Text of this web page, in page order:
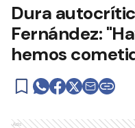
Dura
Fernández:
hemos
Ads